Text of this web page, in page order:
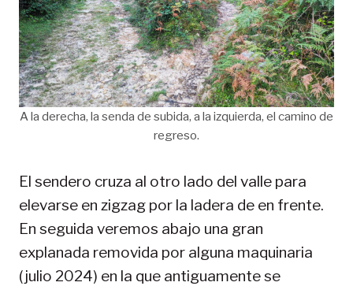
A la derecha, la senda de subida, a la izquierda, el camino de
regreso.
El sendero cruza al otro lado del valle para
elevarse en zigzag por la ladera de en frente.
En seguida veremos abajo una gran
explanada removida por alguna maquinaria
(julio 2024) en la que antiguamente se